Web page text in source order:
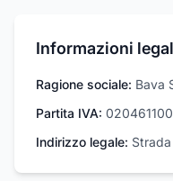
Informazioni
Ragione sociale: Bava
Partita IVA:
Indirizzo legale: